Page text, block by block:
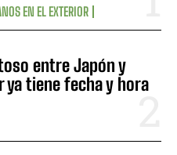
EN EL EXTERIOR
entre Japón y
ya tiene fecha y hora